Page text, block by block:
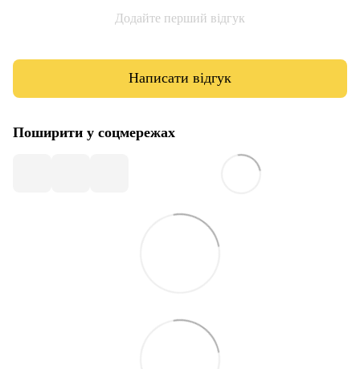
Додайте перший відгук
Написати відгук
Поширити у соцмережах